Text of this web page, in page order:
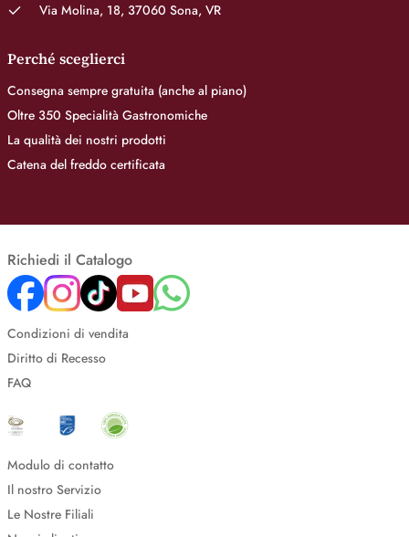
Via Molina, 18, 37060 Sona, VR
Perché sceglierci
Consegna sempre gratuita (anche al piano)
Oltre 350 Specialità Gastronomiche
La qualità dei nostri prodotti
Catena del freddo certificata
Richiedi il Catalogo
Condizioni di vendita
Diritto di Recesso
FAQ
Modulo di contatto
Il nostro Servizio
Le Nostre Filiali